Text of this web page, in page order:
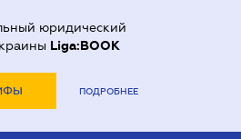
юридический
Liga:BOOK
ПОДРОБНЕЕ